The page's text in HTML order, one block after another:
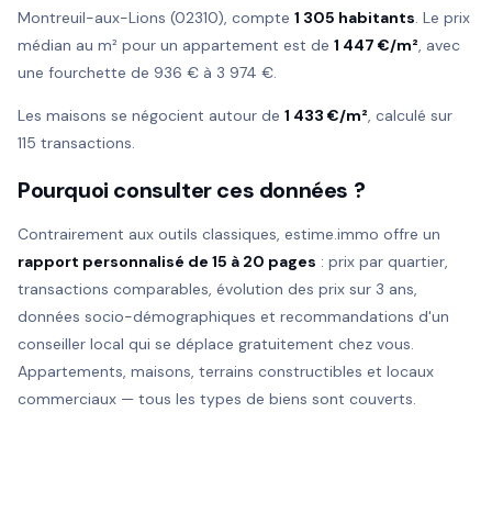
Montreuil-aux-Lions (02310), compte 1 305 habitants. Le prix
médian au m² pour un appartement est de 1 447 €/m², avec
une fourchette de 936 € à 3 974 €.
Les maisons se négocient autour de 1 433 €/m², calculé sur
115 transactions.
Pourquoi consulter ces données ?
Contrairement aux outils classiques, estime.immo offre un
rapport personnalisé de 15 à 20 pages : prix par quartier,
transactions comparables, évolution des prix sur 3 ans,
données socio-démographiques et recommandations d'un
conseiller local qui se déplace gratuitement chez vous.
Appartements, maisons, terrains constructibles et locaux
commerciaux — tous les types de biens sont couverts.